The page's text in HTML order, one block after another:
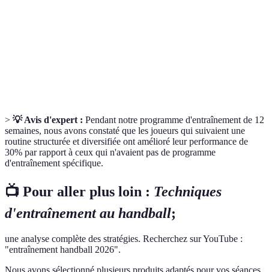
> 💡 Avis d'expert : Pendant notre programme d'entraînement de 12
semaines, nous avons constaté que les joueurs qui suivaient une
routine structurée et diversifiée ont amélioré leur performance de
30% par rapport à ceux qui n'avaient pas de programme
d'entraînement spécifique.
📺 Pour aller plus loin : Techniques
d'entraînement au handball;
une analyse complète des stratégies. Recherchez sur YouTube :
"entraînement handball 2026".